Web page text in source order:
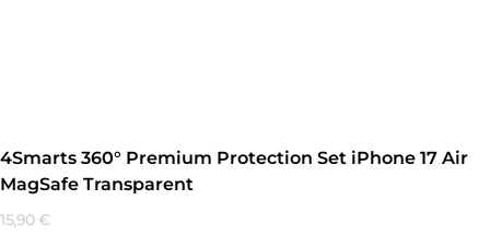
4Smarts 360° Premium Protection Set iPhone 17 Air
MagSafe Transparent
15,90 €